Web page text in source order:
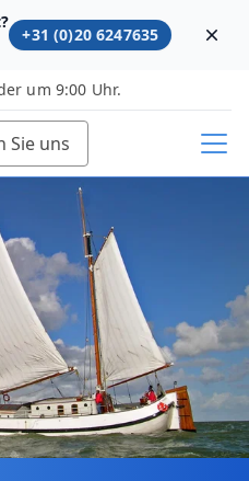
+31 (0)20 6247635
um 9:00 Uhr.
Sie uns